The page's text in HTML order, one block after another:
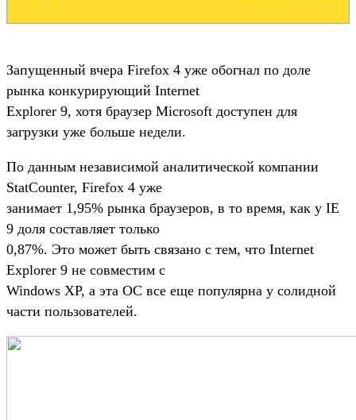
Запущенный вчера Firefox 4 уже обогнал по доле
рынка конкурирующий Internet
Explorer 9, хотя браузер Microsoft доступен для
загрузки уже больше недели.
По данным независимой аналитической компании
StatCounter, Firefox 4 уже
занимает 1,95% рынка браузеров, в то время, как у IE
9 доля составляет только
0,87%. Это может быть связано с тем, что Internet
Explorer 9 не совместим с
Windows XP, а эта ОС все еще популярна у солидной
части пользователей.